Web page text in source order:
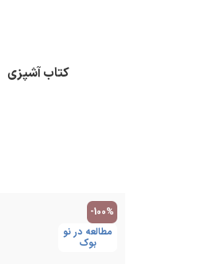
کتاب آشپزی
-100%
مطالعه در نو
بوک